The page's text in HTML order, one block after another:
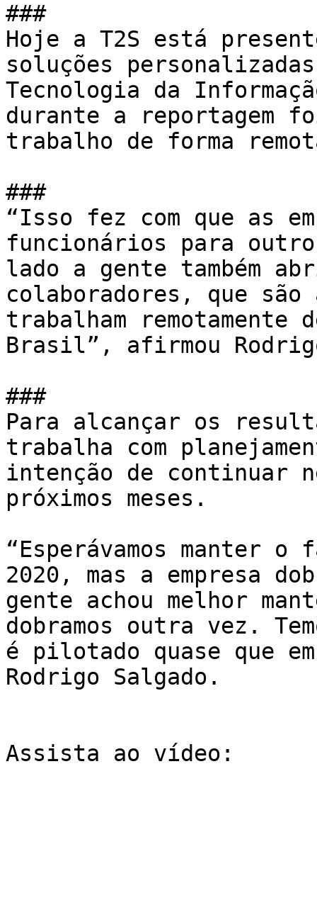
###
Hoje a T2S está
soluções
Tecnologia da
durante a reportagem
trabalho de forma
###
“Isso fez com que as
funcionários para
lado a gente também
colaboradores, que são
trabalham
Brasil”, afirmou
###
Para alcançar os
trabalha com
intenção de continuar
próximos meses.
“Esperávamos manter o
2020, mas a empresa
gente achou melhor
dobramos outra vez.
é pilotado quase que
Rodrigo Salgado.
Assista ao vídeo: